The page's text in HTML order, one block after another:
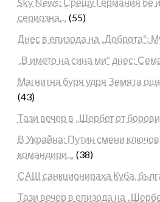
сериозна… (55)
Днес в епизода на „Доброта“:
„В името на сина ми“ днес:
Магнитна буря удря Земята
(43)
Тази вечер в „Шербет от
В Украйна: Путин смени
командири… (38)
САЩ санкционираха Куба,
Тази вечер в епизода на